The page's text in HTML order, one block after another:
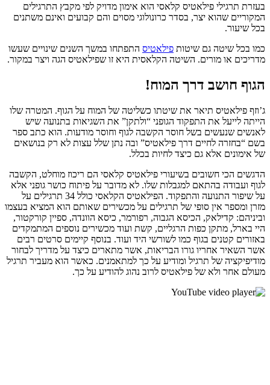
בעזרת תרגילי פילאטיס קלאסי הוא אימון מדויק לפי מקבץ התרגילים
המקוריים שהוא יצר, בסדר כרונולוגי מסוים והם קבועים ואינם משתנים
בכל שיעור.
כמו בכל שיטה גם שיטות פילאטיס התפתחו במשך השנים שינויים שעשו
מדריכים או מורים. השיטה הקלאסית היא זו שפילאטיס הגה ויצר במקור.
הגוף חושב דרך המוח!
ג’וזף פילאטיס תיאר את שיטתו כשליטה של המוח על הגוף. המטרה שלו
הייתה לייעל את התפקוד הגופני “ולתקן” את השגיאות בתנועה שיש
לאנשים שנעשים בשל חוסר הקשבה לגוף וחוסר מודעות. הוא כתב ספר
בשם “בחזרה לחיים דרך פילאטיס” ובה נתן שלל עצות לא רק בנושאים
של אימונים אלא גם כיצד לחיות בכלל.
הדגשים הכי חשובים בשיעורי פילאטיס קלאסי הם ריכוז מוחלט, הקשבה
לגוף ועבודה בהתאם למגבלות שלו. לא מדובר על פיתוח כושר גופני אלא
על שיפור התנועה והתפקוד. הפילאטיס הקלאסי כולל 34 תרגילים על
מזרן ומספר אין סופי של תרגילים על מכשירים שאותם הוא המציא בעצמו
וביניהם: קדילאק, הכיסא הגבוה, רפורמר, כיסא הוונדה, ספיין קורקטור,
היי בארל, מתקן כפות הרגליים, קשת ועוד מכשירים נוספים המתמקדים
באזורים קטנים בגוף כמו לשורשי היד ועוד. בנוסף קיימים סרטים רבים
אשר השאיר אחריו גורו הבריאות, אשר מתארים כיצד על מדריך לבחור
מודיפיקציה של תרגיל ומודיע על כך למתאמנים. כאשר הוא מעביר תרגיל
מעולם אחר ולא של פילאטיס לרוב נהוג להודיע על כך.